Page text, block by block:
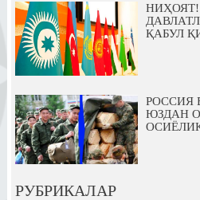
ҚАБУЛ
РОССИЯ
ЮЗДАН
РУБРИКАЛАР